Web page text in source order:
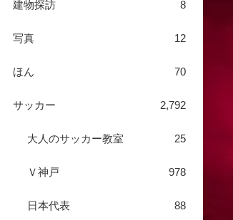
建物探訪 8
写真 12
ほん 70
サッカー 2,792
大人のサッカー教室 25
Ｖ神戸 978
日本代表 88